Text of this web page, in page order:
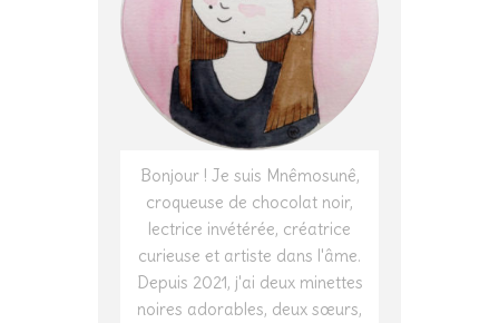
Bonjour ! Je suis Mnêmosunê,
croqueuse de chocolat noir,
lectrice invétérée, créatrice
curieuse et artiste dans l'âme.
Depuis 2021, j'ai deux minettes
noires adorables, deux sœurs,